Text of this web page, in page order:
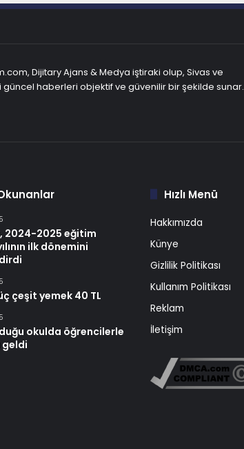
Dijitary Ajans & Medya iştiraki olup, Sivas ve
haberleri objektif ve güvenilir bir şekilde sunar.
2024-2025 eğitim
ilk dönemini
çeşit yemek 40 TL
okulda öğrencilerle
Hızlı Menü
Hakkımızda
Künye
Gizlilik Politikası
Kullanım Politikası
Reklam
İletişim